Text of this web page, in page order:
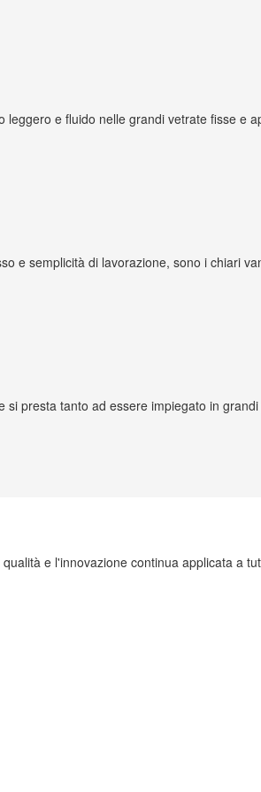
e fluido nelle grandi vetrate fisse e
e semplicità di lavorazione, sono i chiari
presta tanto ad essere impiegato in
e l'innovazione continua applicata a